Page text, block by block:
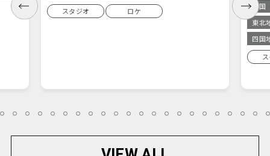
スタジオ
ロケ
全国
東北
四国
15 16 17 18 19 20 21 22 23 24 25 26 27 28 29 30 31 32 33 34 35